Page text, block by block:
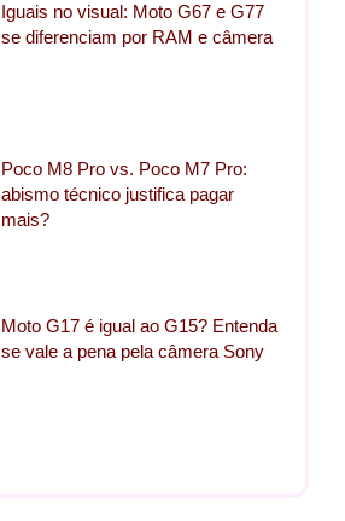
Iguais no visual: Moto G67 e G77
se diferenciam por RAM e câmera
Poco M8 Pro vs. Poco M7 Pro:
abismo técnico justifica pagar
mais?
Moto G17 é igual ao G15? Entenda
se vale a pena pela câmera Sony